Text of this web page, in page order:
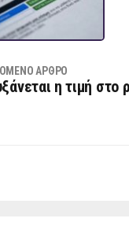
ΆΡΘΡΟ
η τιμή στο